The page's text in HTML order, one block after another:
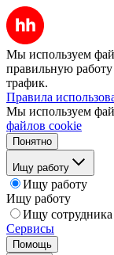
Мы используем
правильную работу
трафик.
Правила
Мы используем
файлов cookie
Понятно
Ищу работу
Ищу работу
Ищу работу
Ищу сотрудника
Сервисы
Помощь